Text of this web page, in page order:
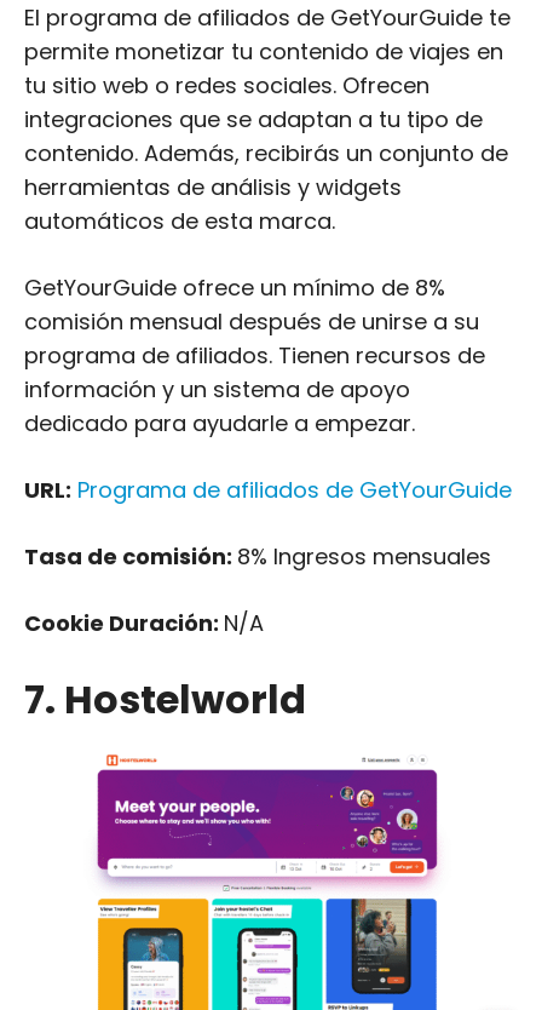
El programa de afiliados de GetYourGuide te
permite monetizar tu contenido de viajes en
tu sitio web o redes sociales. Ofrecen
integraciones que se adaptan a tu tipo de
contenido. Además, recibirás un conjunto de
herramientas de análisis y widgets
automáticos de esta marca.
GetYourGuide ofrece un mínimo de 8%
comisión mensual después de unirse a su
programa de afiliados. Tienen recursos de
información y un sistema de apoyo
dedicado para ayudarle a empezar.
URL: Programa de afiliados de GetYourGuide
Tasa de comisión: 8% Ingresos mensuales
Cookie Duración: N/A
7. Hostelworld